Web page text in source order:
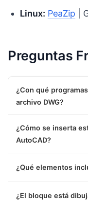
Linux: PeaZip |
Preguntas
¿Con qué
archivo DWG?
¿Cómo se inserta
AutoCAD?
¿Qué elementos
¿El bloque está